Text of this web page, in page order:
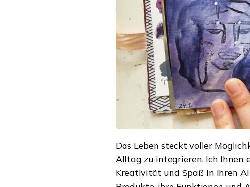
Das Leben steckt voller
Alltag zu integrieren. Ich Ihnen
Kreativität und Spaß in Ihren